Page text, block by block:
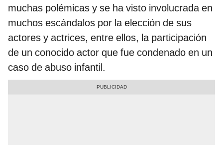
muchas polémicas y se ha visto involucrada en
muchos escándalos por la elección de sus
actores y actrices, entre ellos, la participación
de un conocido actor que fue condenado en un
caso de abuso infantil.